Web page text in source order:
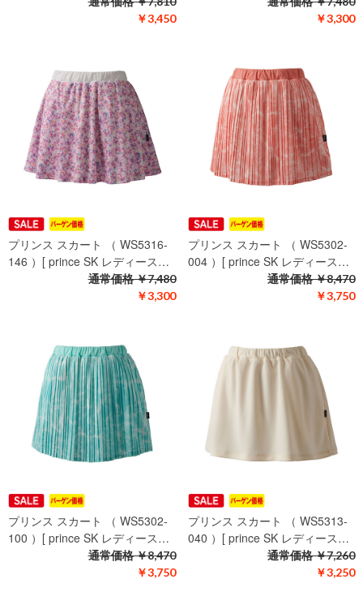
￥3,450
￥3,300
プリンス スカート （ WS5316-
146 ）[ prince SK レディース…
￥3,300
通常価格￥7,480
プリンス スカート （ WS5302-
004 ）[ prince SK レディース…
￥3,750
通常価格￥8,470
プリンス スカート （ WS5302-
100 ）[ prince SK レディース…
￥3,750
通常価格￥8,470
プリンス スカート （ WS5313-
040 ）[ prince SK レディース…
￥3,250
通常価格￥7,260